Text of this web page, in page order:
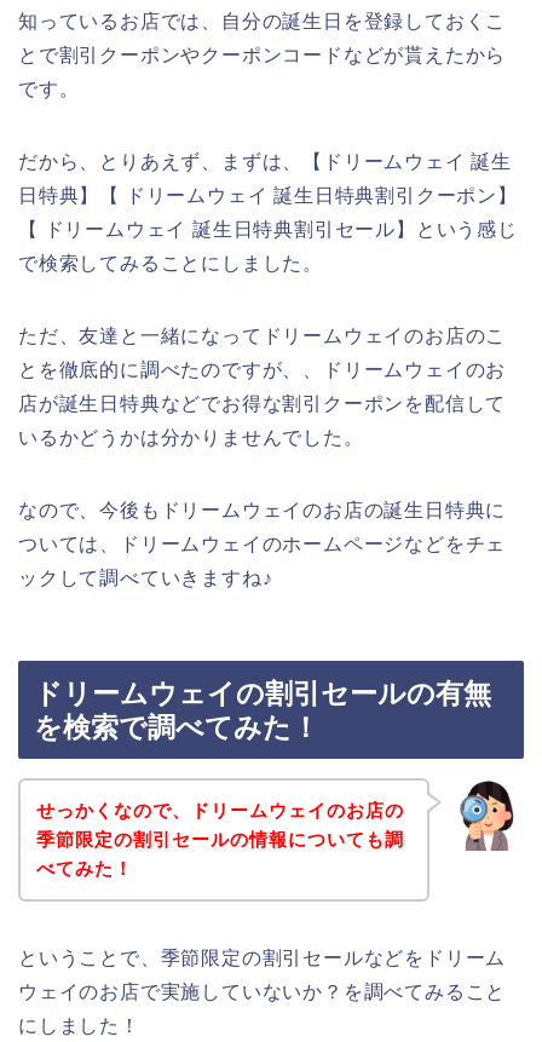
知っているお店では、自分の誕生日を登録しておくこ
とで割引クーポンやクーポンコードなどが貰えたから
です。
だから、とりあえず、まずは、【ドリームウェイ 誕生
日特典】【 ドリームウェイ 誕生日特典割引クーポン】
【 ドリームウェイ 誕生日特典割引セール】という感じ
で検索してみることにしました。
ただ、友達と一緒になってドリームウェイのお店のこ
とを徹底的に調べたのですが、、ドリームウェイのお
店が誕生日特典などでお得な割引クーポンを配信して
いるかどうかは分かりませんでした。
なので、今後もドリームウェイのお店の誕生日特典に
ついては、ドリームウェイのホームページなどをチェ
ックして調べていきますね♪
ドリームウェイの割引セールの有無
を検索で調べてみた！
せっかくなので、ドリームウェイのお店の
季節限定の割引セールの情報についても調
べてみた！
ということで、季節限定の割引セールなどをドリーム
ウェイのお店で実施していないか？を調べてみること
にしました！